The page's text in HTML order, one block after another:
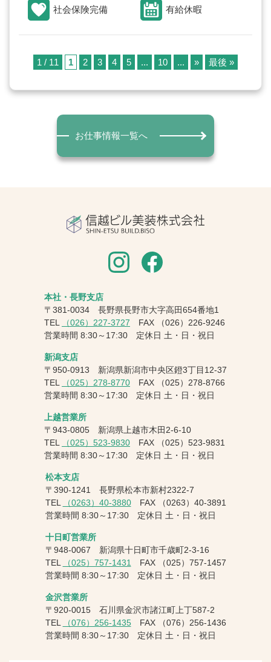
社会保険完備 有給休暇
1 / 11 1 2 3 4 5 ... 10 ... » 最後 »
お仕事情報一覧へ
本社・長野支店
〒381-0034 長野県長野市大字高田654番地1
TEL
（026）227-3727 FAX
（026）226-9246
営業時間 8:30～17:30 定休日 土・日・祝日
新潟支店
〒950-0913 新潟県新潟市中央区鐙3丁目12-37
TEL
（025）278-8770 FAX
（025）278-8766
営業時間 8:30～17:30 定休日 土・日・祝日
上越営業所
〒943-0805 新潟県上越市木田2-6-10
TEL
（025）523-9830 FAX
（025）523-9831
営業時間 8:30～17:30 定休日 土・日・祝日
松本支店
〒390-1241 長野県松本市新村2322-7
TEL
（0263）40-3880FAX
（0263）40-3891
営業時間 8:30～17:30 定休日 土・日・祝日
十日町営業所
〒948-0067 新潟県十日町市千歳町2-3-16
TEL
（025）757-1431 FAX
（025）757-1457
営業時間 8:30～17:30 定休日 土・日・祝日
金沢営業所
〒920-0015 石川県金沢市諸江町上丁587-2
TEL
（076）256-1435FAX
（076）256-1436
営業時間 8:30～17:30 定休日 土・日・祝日